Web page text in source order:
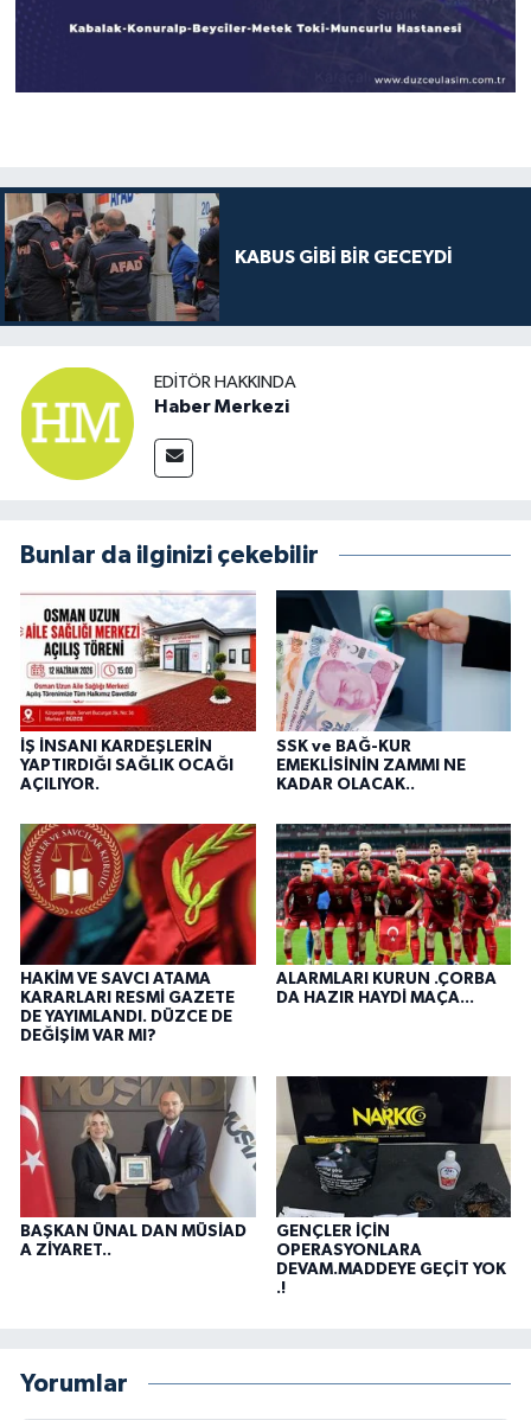
KABUS GİBİ BİR GECEYDİ
EDITÖR HAKKINDA
Haber Merkezi
Bunlar da ilginizi çekebilir
İŞ İNSANI KARDEŞLERİN
YAPTIRDIĞI SAĞLIK OCAĞI
AÇILIYOR.
SSK ve BAĞ-KUR
EMEKLİSİNİN ZAMMI NE
KADAR OLACAK..
HAKİM VE SAVCI ATAMA
KARARLARI RESMİ GAZETE
DE YAYIMLANDI. DÜZCE DE
DEĞİŞİM VAR MI?
ALARMLARI KURUN .ÇORBA
DA HAZIR HAYDİ MAÇA...
BAŞKAN ÜNAL DAN MÜSİAD
A ZİYARET..
GENÇLER İÇİN
OPERASYONLARA
DEVAM.MADDEYE GEÇİT YOK
.!
Yorumlar